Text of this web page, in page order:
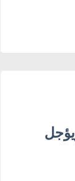
ويؤجل